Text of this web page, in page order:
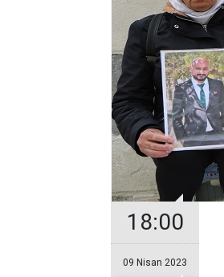
18:00
09 Nisan 2023